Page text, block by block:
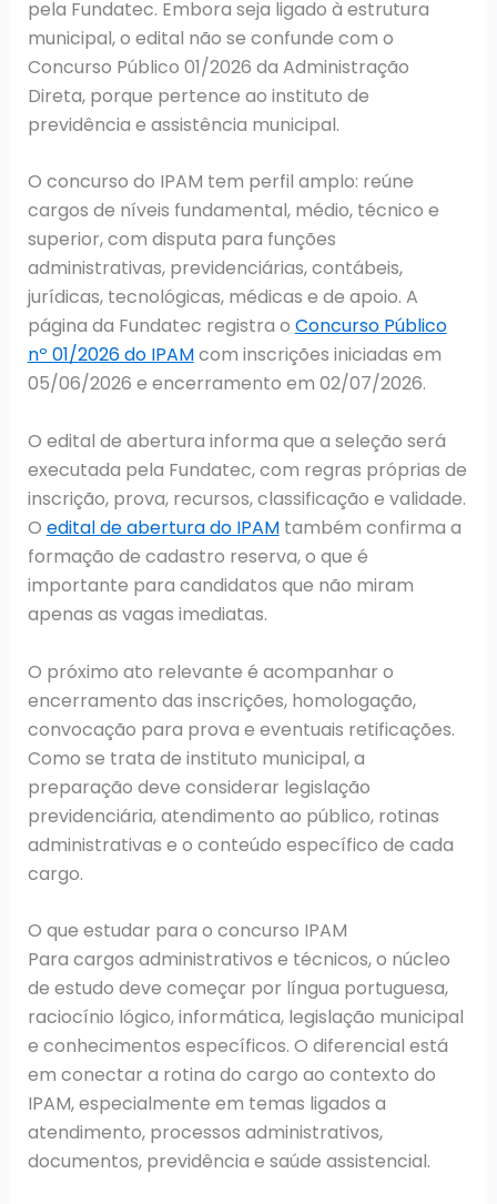
pela Fundatec. Embora seja ligado à estrutura
municipal, o edital não se confunde com o
Concurso Público 01/2026 da Administração
Direta, porque pertence ao instituto de
previdência e assistência municipal.
O concurso do IPAM tem perfil amplo: reúne
cargos de níveis fundamental, médio, técnico e
superior, com disputa para funções
administrativas, previdenciárias, contábeis,
jurídicas, tecnológicas, médicas e de apoio. A
página da Fundatec registra o Concurso Público
nº 01/2026 do IPAMcom inscrições iniciadas em
05/06/2026 e encerramento em 02/07/2026.
O edital de abertura informa que a seleção será
executada pela Fundatec, com regras próprias de
inscrição, prova, recursos, classificação e validade.
O edital de abertura do IPAMtambém confirma a
formação de cadastro reserva, o que é
importante para candidatos que não miram
apenas as vagas imediatas.
O próximo ato relevante é acompanhar o
encerramento das inscrições, homologação,
convocação para prova e eventuais retificações.
Como se trata de instituto municipal, a
preparação deve considerar legislação
previdenciária, atendimento ao público, rotinas
administrativas e o conteúdo específico de cada
cargo.
O que estudar para o concurso IPAM
Para cargos administrativos e técnicos, o núcleo
de estudo deve começar por língua portuguesa,
raciocínio lógico, informática, legislação municipal
e conhecimentos específicos. O diferencial está
em conectar a rotina do cargo ao contexto do
IPAM, especialmente em temas ligados a
atendimento, processos administrativos,
documentos, previdência e saúde assistencial.